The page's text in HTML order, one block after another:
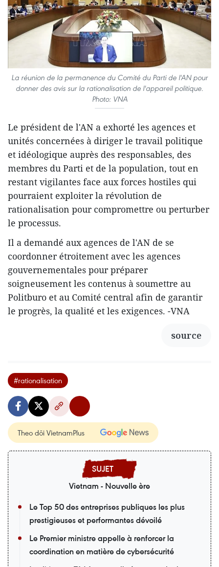
La réunion de la permanence du Comité du Parti de l'AN pour
donner des avis sur la rationalisation de l'appareil politique.
Photo: VNA
Le président de l'AN a exhorté les agences et
unités concernées à diriger le travail politique
et idéologique auprès des responsables, des
membres du Parti et de la population, tout en
restant vigilantes face aux forces hostiles qui
pourraient exploiter la révolution de
rationalisation pour compromettre ou perturber
le processus.
Il a demandé aux agences de l'AN de se
coordonner étroitement avec les agences
gouvernementales pour préparer
soigneusement les contenus à soumettre au
Politburo et au Comité central afin de garantir
le progrès, la qualité et les exigences. -VNA
source
#rationalisation
Theo dõi VietnamPlus
Vietnam - Nouvelle ère
Le Top 50 des entreprises publiques les plus
prestigieuses et performantes dévoilé
Le Premier ministre appelle à renforcer la
coordination en matière de cybersécurité